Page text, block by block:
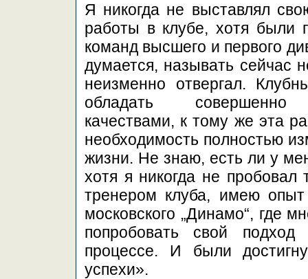
Я никогда не выставлял
работы в клубе, хотя были
команд высшего и первого
думается, называть сейчас
неизменно отвергал.
обладать совершенно
качествами, к тому же эта
необходимость полностью
жизни. Не знаю, есть ли у
хотя я никогда не пробовал
тренером клуба, имею
московского „Динамо“, где
попробовать свой подход
процессе. И были
успехи».